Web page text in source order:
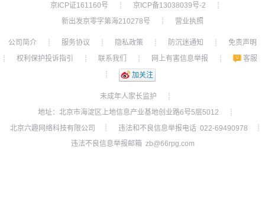
京ICP证161160号
┊ 京ICP备13038039号-2
┊
新出发京零字第海210278号
┊ 营业执照
公司简介 ┊ 服务协议 ┊ 隐私政策 ┊ 防沉迷通知 ┊
免责声明
┊
权利保护投诉指引 ┊ 联系我们 ┊ 网上有害信息举报 ┊
客服
┊
加关注
未成年人家长监护
┊
地址：北京市海淀区上地信息产业基地创业路6号5层5012
┊
北京六趣网络科技有限公司
┊ 违法和不良信息举报电话 022-69490978
┊
违法不良信息举报邮箱 zb@66rpg.com